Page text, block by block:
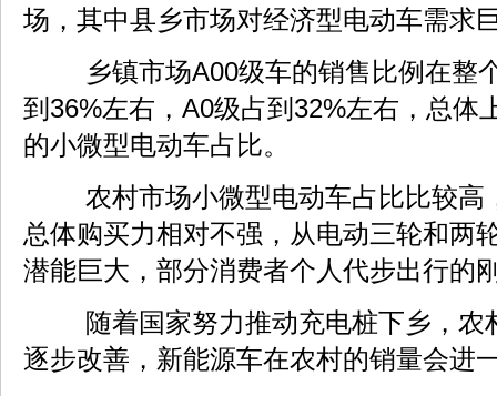
场，其中县乡市场对经济型电动车需求
乡镇市场A00级车的销售比例在整
到36%左右，A0级占到32%左右，总体
的小微型电动车占比。
农村市场小微型电动车占比比较高
总体购买力相对不强，从电动三轮和两
潜能巨大，部分消费者个人代步出行的
随着国家努力推动充电桩下乡，农
逐步改善，新能源车在农村的销量会进